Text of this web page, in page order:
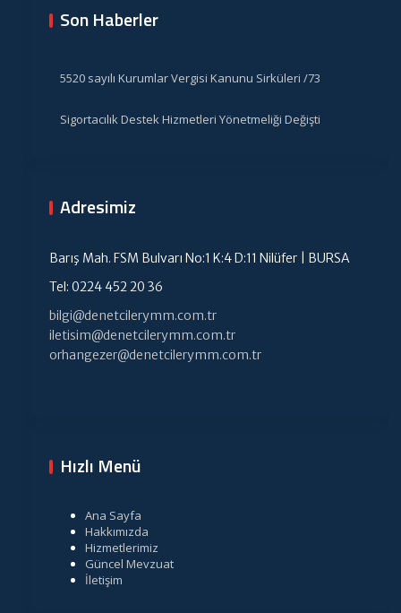
Son Haberler
5520 sayılı Kurumlar Vergisi Kanunu Sirküleri /73
Sigortacılık Destek Hizmetleri Yönetmeliği Değişti
Adresimiz
Barış Mah. FSM Bulvarı No:1 K:4 D:11 Nilüfer | BURSA
Tel: 0224 452 20 36
bilgi@denetcilerymm.com.tr
iletisim@denetcilerymm.com.tr
orhangezer@denetcilerymm.com.tr
Hızlı Menü
Ana Sayfa
Hakkımızda
Hizmetlerimiz
Güncel Mevzuat
İletişim